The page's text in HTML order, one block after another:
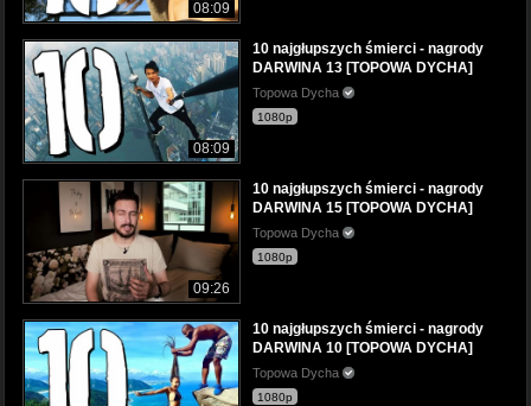
08:09
08:09
10 najgłupszych śmierci - nagrody
DARWINA 13 [TOPOWA DYCHA]
Topowa Dycha
1080p
09:26
10 najgłupszych śmierci - nagrody
DARWINA 15 [TOPOWA DYCHA]
Topowa Dycha
1080p
10 najgłupszych śmierci - nagrody
DARWINA 10 [TOPOWA DYCHA]
Topowa Dycha
1080p